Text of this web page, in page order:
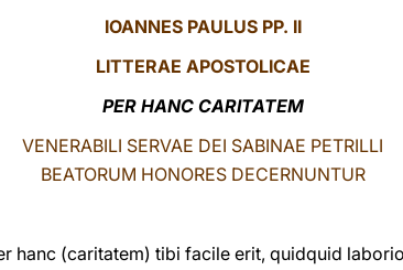
IOANNES PAULUS PP. II
LITTERAE APOSTOLICAE
PER HANC CARITATEM
VENERABILI SERVAE DEI SABINAE PETRILLI
BEATORUM HONORES DECERNUNTUR
hanc (caritatem) tibi facile erit, quidquid